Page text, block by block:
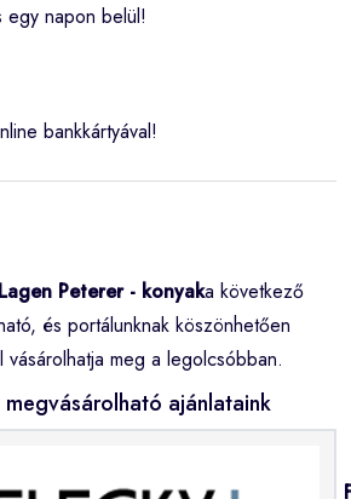
egy napon belül!
bankkártyával!
Peterer - konyaka következő
és portálunknak köszönhetően
meg a legolcsóbban.
ajánlataink